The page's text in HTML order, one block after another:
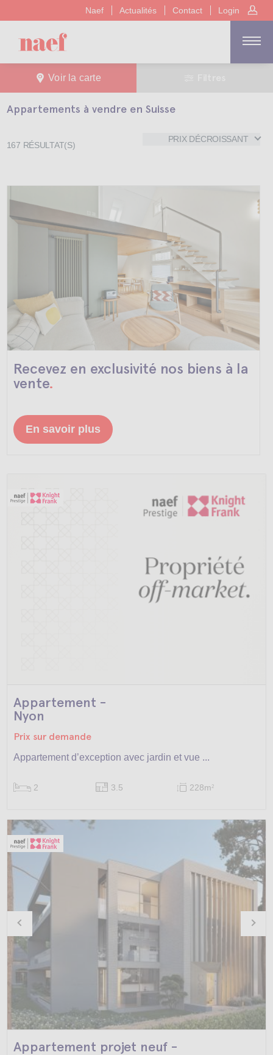
Naef Actualités Contact Login
Voir la carte
Appartements à vendre en Suisse
167 RÉSULTAT(S)
PRIX DÉCROISSANT
Recevez en exclusivité nos biens à la
vente.
En savoir plus
Appartement -
Nyon
Prix sur demande
Appartement d’exception avec jardin et vue ...
2 3.5 228m2
Appartement projet neuf -